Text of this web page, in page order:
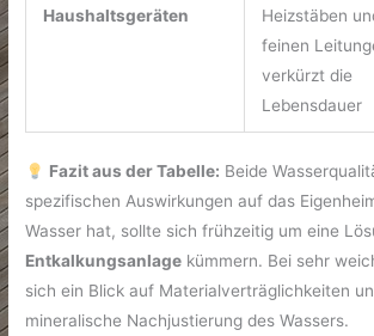
Haushaltsgeräten
Heizstäben
feinen
verkürzt die
Lebensdauer
Fazit aus der Tabelle: Beide
spezifischen Auswirkungen auf das
Wasser hat, sollte sich frühzeitig um eine
Entkalkungsanlage kümmern. Bei sehr
sich ein Blick auf Materialverträglichkeiten
mineralische Nachjustierung des Wassers.